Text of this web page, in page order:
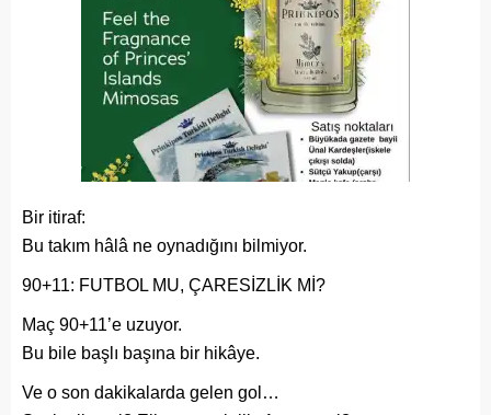
Bir itiraf:
Bu takım hâlâ ne oynadığını bilmiyor.
90+11: FUTBOL MU, ÇARESİZLİK Mİ?
Maç 90+11’e uzuyor.
Bu bile başlı başına bir hikâye.
Ve o son dakikalarda gelen gol…